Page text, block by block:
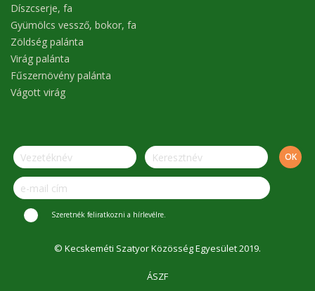
Díszcserje, fa
Gyümölcs vessző, bokor, fa
Zöldség palánta
Virág palánta
Fűszernövény palánta
Vágott virág
Szeretnék feliratkozni a hírlevélre.
© Kecskeméti Szatyor Közösség Egyesület 2019.
ÁSZF